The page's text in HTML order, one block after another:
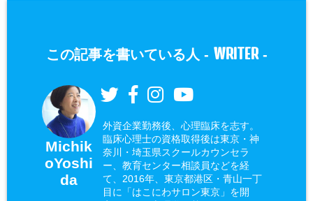
この記事を書いている人 - WRITER-
Michik
oYoshi
da
外資企業勤務後、心理臨床を志す。
臨床心理士の資格取得後は東京・神
奈川・埼玉県スクールカウンセラ
ー、教育センター相談員などを経
て、2016年、東京都港区・青山一丁
目に「はこにわサロン東京」を開